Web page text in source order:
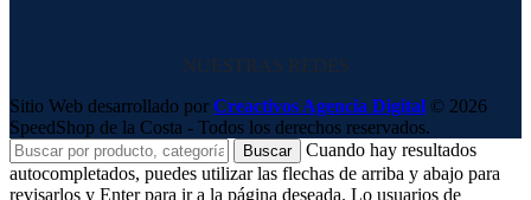
NUESTRAS REDES
Sitio Web desarrollado por Creactivos Agencia Digital © 2026
SpeedShop de la Costa - Todos los derechos reservados.
Buscar
Cuando hay resultados
autocompletados, puedes utilizar las flechas de arriba y abajo para
revisarlos y Enter para ir a la página deseada. Lo usuarios de